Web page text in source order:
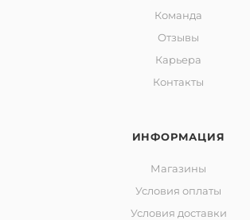
Команда
Отзывы
Карьера
Контакты
ИНФОРМАЦИЯ
Магазины
Условия оплаты
Условия доставки